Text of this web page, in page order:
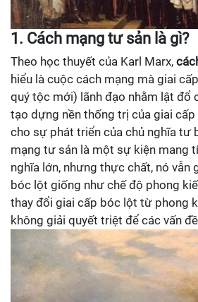
1. Cách mạng tư sản là gì?
Theo học thuyết của Karl Marx,
hiểu là cuộc cách mạng mà giai
quý tộc mới) lãnh đạo nhằm lật đổ
tạo dựng nền thống trị của giai
cho sự phát triển của chủ nghĩa tư
mạng tư sản là một sự kiện mang
nghĩa lớn, nhưng thực chất, nó vẫn
bóc lột giống như chế độ phong
thay đổi giai cấp bóc lột từ phong
không giải quyết triệt để các vấn